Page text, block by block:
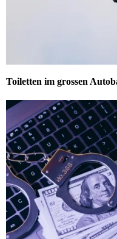
Toiletten im grossen